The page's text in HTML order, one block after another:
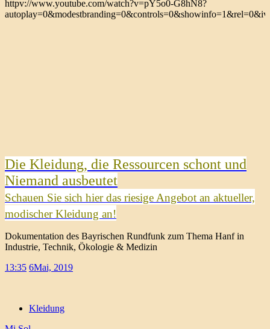
httpv://www.youtube.com/watch?v=pY5o0-G8hN8?
Die Kleidung, die Ressourcen schont und
Niemand ausbeutet
Schauen Sie sich hier das riesige Angebot an aktueller,
modischer Kleidung an!
Dokumentation des Bayrischen Rundfunk zum Thema Hanf in
Industrie, Technik, Ökologie & Medizin
13:35 6Mai, 2019
Kleidung